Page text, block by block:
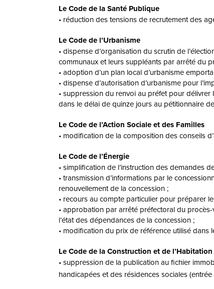
Le Code de la Santé Publique
• réduction des tensions de recrutement des
Le Code de l’Urbanisme
• dispense d’organisation du scrutin de
communaux et leurs suppléants par arrêté du
• adoption d’un plan local d’urbanisme
• dispense d’autorisation d’urbanisme pour
• suppression du renvoi au préfet pour
dans le délai de quinze jours au pétitionnaire
Le Code de l’Action Sociale et des Familles
• modification de la composition des conseils
Le Code de l’Énergie
• simplification de l’instruction des demandes
• transmission d’informations par le
renouvellement de la concession ;
• recours au compte particulier pour préparer
• approbation par arrêté préfectoral du
l’état des dépendances de la concession ;
• modification du prix de référence utilisé
Le Code de la Construction et de l’Habitation
• suppression de la publication au fichier
handicapées et des résidences sociales (entrée